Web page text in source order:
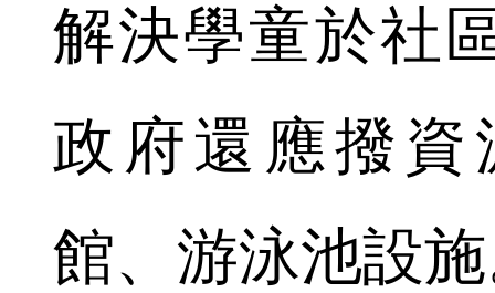
解決學童於社
政府還應撥
館、游泳池設